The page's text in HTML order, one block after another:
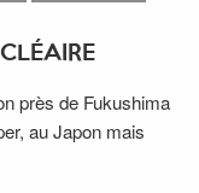
près de Fukushima
au Japon mais